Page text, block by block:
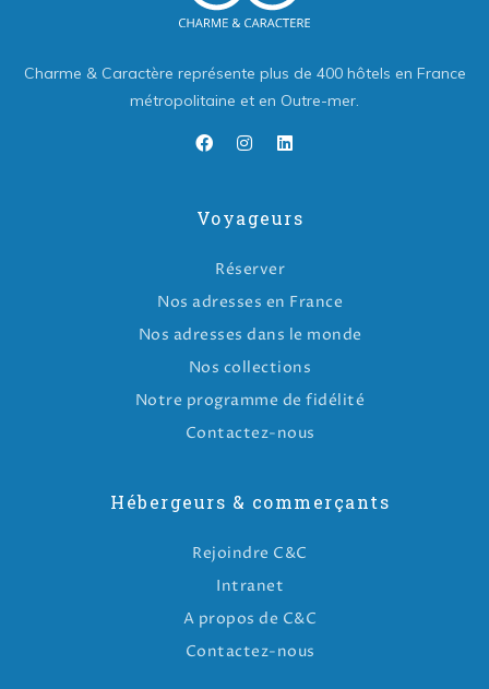
Charme & Caractère représente plus de 400 hôtels en France
métropolitaine et en Outre-mer.
Voyageurs
Réserver
Nos adresses en France
Nos adresses dans le monde
Nos collections
Notre programme de fidélité
Contactez-nous
Hébergeurs & commerçants
Rejoindre C&C
Intranet
A propos de C&C
Contactez-nous